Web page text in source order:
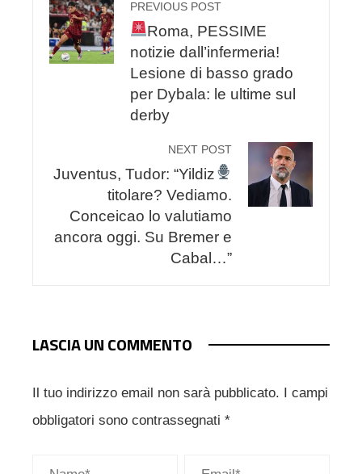
PREVIOUS POST
Roma, PESSIME
notizie dall’infermeria!
Lesione di basso grado
per Dybala: le ultime sul
derby
NEXT POST
Juventus, Tudor: “Yildiz
titolare? Vediamo.
Conceicao lo valutiamo
ancora oggi. Su Bremer e
Cabal…”
LASCIA UN COMMENTO
Il tuo indirizzo email non sarà pubblicato.
I campi
obbligatori sono contrassegnati *